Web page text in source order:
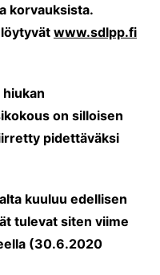
korvauksista.
www.sdlpp.fi
on silloisen
pidettäväksi
kuuluu edellisen
tulevat siten viime
(30.6.2020